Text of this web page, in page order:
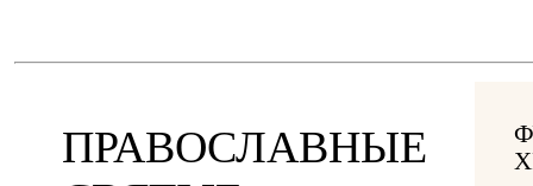
ПРАВОСЛАВНЫЕ